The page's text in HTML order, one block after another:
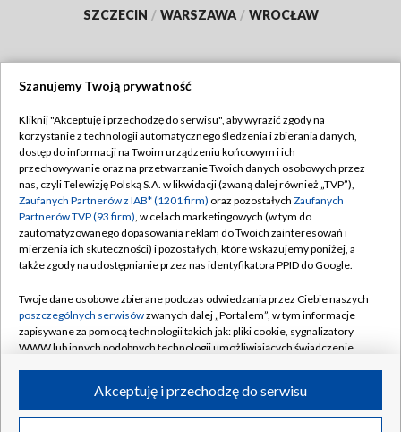
SZCZECIN / WARSZAWA / WROCŁAW
TVP
Abonament TVP
Emisja w TVP
Centrum informacji TVP
Naziemna Telewizja Cyfrowa
Rada Programowa
System NOS
Informacje o nadawcy
Program dla prasy
Regulamin TVP
Polityka prywatności
Moje zgody
Pomoc
Kontakt
Kanały
©2026 Telewizja Polska S.A. w likwidacji
Szanujemy Twoją prywatność
Kliknij "Akceptuję i przechodzę do serwisu", aby wyrazić zgody na
korzystanie z technologii automatycznego śledzenia i zbierania danych,
dostęp do informacji na Twoim urządzeniu końcowym i ich
przechowywanie oraz na przetwarzanie Twoich danych osobowych przez
nas, czyli Telewizję Polską S.A. w likwidacji (zwaną dalej również „TVP”),
Zaufanych Partnerów z IAB* (1201 firm) oraz pozostałych Zaufanych
Partnerów TVP (93 firm), w celach marketingowych (w tym do
zautomatyzowanego dopasowania reklam do Twoich zainteresowań i
mierzenia ich skuteczności) i pozostałych, które wskazujemy poniżej, a
także zgody na udostępnianie przez nas identyfikatora PPID do Google.
Twoje dane osobowe zbierane podczas odwiedzania przez Ciebie naszych
poszczególnych serwisówzwanych dalej „Portalem”, w tym informacje
zapisywane za pomocą technologii takich jak: pliki cookie, sygnalizatory
WWW lub innych podobnych technologii umożliwiających świadczenie
ruchu w Internecie.Akceptuję i przechodzę do serwisu